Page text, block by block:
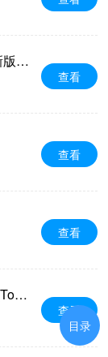
火力全开2城市狂热内置菜单最新版本(MadOut2 BCO)
查看
查看
查看
托卡生活世界内置菜单版最新版(Toca World)
查看
目录